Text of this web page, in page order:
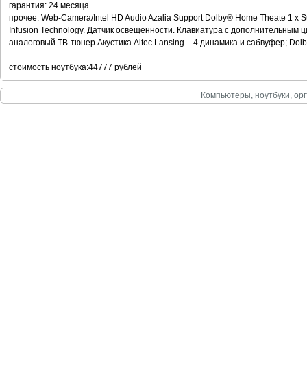
гарантия: 24 месяца
прочее: Web-Camera/Intel HD Audio Azalia Support Dolby® Home Theate 1 x
Infusion Technology. Датчик освещенности. Клавиатура с
аналоговый ТВ-тюнер.Акустика Altec Lansing – 4 динамика и сабвуфер;
стоимость ноутбука:44777 рублей
Компьютеры, ноутбуки,